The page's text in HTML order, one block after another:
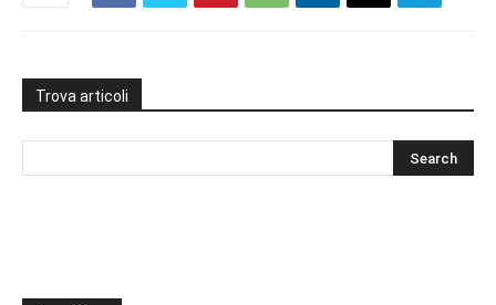
Trova articoli